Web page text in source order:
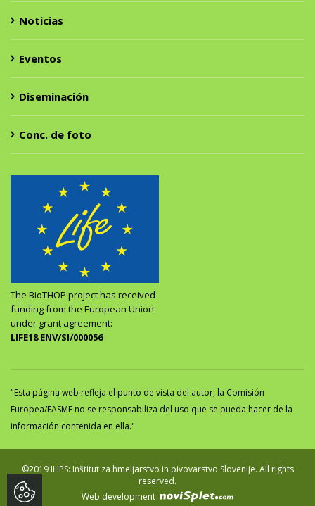
Noticias
Eventos
Diseminación
Conc. de foto
The BioTHOP project has received
funding from the European Union
under grant agreement:
LIFE18 ENV/SI/000056
"Esta página web refleja el punto de vista del autor, la Comisión
Europea/EASME no se responsabiliza del uso que se pueda hacer de la
información contenida en ella."
©2019 IHPS: Inštitut za hmeljarstvo in pivovarstvo Slovenije. All rights
reserved.
Web development